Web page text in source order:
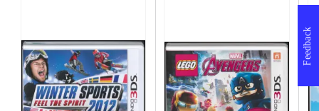
Feedback